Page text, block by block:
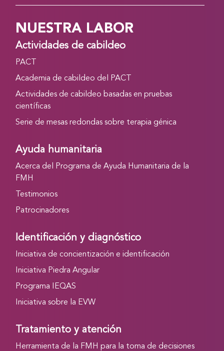
NUESTRA LABOR
Actividades de cabildeo
PACT
Academia de cabildeo del PACT
Actividades de cabildeo basadas en pruebas
científicas
Serie de mesas redondas sobre terapia génica
Ayuda humanitaria
Acerca del Programa de Ayuda Humanitaria de la
FMH
Testimonios
Patrocinadores
Identificación y diagnóstico
Iniciativa de concientización e identificación
Iniciativa Piedra Angular
Programa IEQAS
Iniciativa sobre la EVW
Tratamiento y atención
Herramienta de la FMH para la toma de decisiones